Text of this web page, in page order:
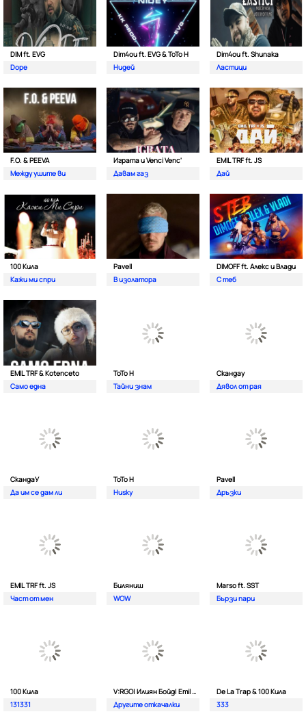
DIM ft. EVG
Dope
Dim4ou ft. EVG & ToTo H
Нидей
Dim4ou ft. Shunaka
Ластици
F.O. & PEEVA
Между ушите ви
Играта и Venci Venc'
Давам газ
EMIL TRF ft. JS
Дай
100 Кила
Кажи ми спри
Pavell
В изолатора
DIMOFF ft. Алекс и Влади
С теб
EMIL TRF & Kotenceto
Само една
ТоТо Н
Тайни знам
Скандау
Дявол от рая
СкандаУ
Да им се дам ли
ToTo H
Husky
Pavell
Дръзки
EMIL TRF ft. JS
Част от мен
Биляниш
WOW
Marso ft. SST
Бързи пари
100 Кила
131331
V:RGO| Илиян Бойд| Emil TRF| Dim4oU и Aтанас Колев
Другите откачалки
De La Trap & 100 Кила
333